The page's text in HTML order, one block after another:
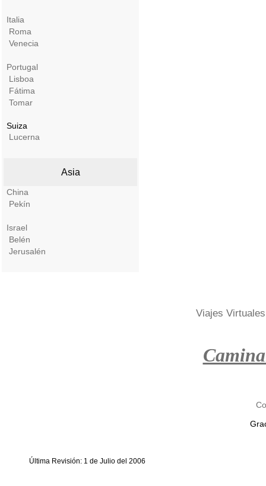
Italia
Roma
Venecia
Portugal
Lisboa
Fátima
Tomar
Suiza
Lucerna
Asia
China
Pekín
Israel
Belén
Jerusalén
Viajes Virtuales
Última Revisión: 1 de Julio del 2006